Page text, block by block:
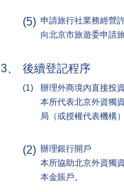
(5) 申請旅行社業務經營
向北京市旅遊委申請
3、 後續登記程序
(1)
辦理外商境內直接投
本所代表北京外資獨
局（或授權代表機構
(2) 辦理銀行開戶
本所協助北京外資獨
本金賬戶。